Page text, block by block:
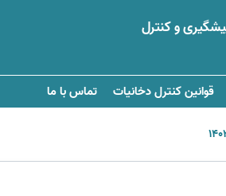
و کنترل
قوانین کنترل دخانیات تماس با ما